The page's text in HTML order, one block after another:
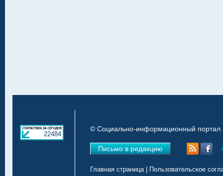
22484
© Социально-информационный портал
Письмо в редакцию
Главная страница| Пользовательское